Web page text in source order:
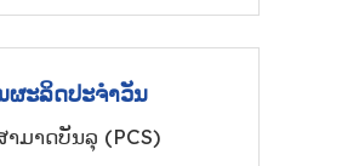
ຜະລິດປະຈໍາວັນ
າມາດບັນລຸ (PCS)